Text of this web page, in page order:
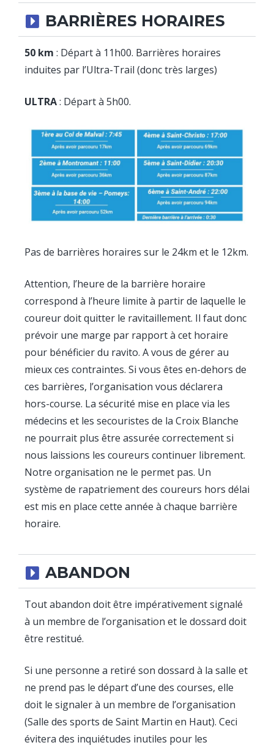
BARRIÈRES HORAIRES
50 km : Départ à 11h00. Barrières horaires
induites par l’Ultra-Trail (donc très larges)
ULTRA: Départ à 5h00.
Pas de barrières horaires sur le 24km et le 12km.
Attention, l’heure de la barrière horaire
correspond à l’heure limite à partir de laquelle le
coureur doit quitter le ravitaillement. Il faut donc
prévoir une marge par rapport à cet horaire
pour bénéficier du ravito. A vous de gérer au
mieux ces contraintes. Si vous êtes en-dehors de
ces barrières, l’organisation vous déclarera
hors-course. La sécurité mise en place via les
médecins et les secouristes de la Croix Blanche
ne pourrait plus être assurée correctement si
nous laissions les coureurs continuer librement.
Notre organisation ne le permet pas. Un
système de rapatriement des coureurs hors délai
est mis en place cette année à chaque barrière
horaire.
ABANDON
Tout abandon doit être impérativement signalé
à un membre de l’organisation et le dossard doit
être restitué.
Si une personne a retiré son dossard à la salle et
ne prend pas le départ d’une des courses, elle
doit le signaler à un membre de l’organisation
(Salle des sports de Saint Martin en Haut). Ceci
évitera des inquiétudes inutiles pour les